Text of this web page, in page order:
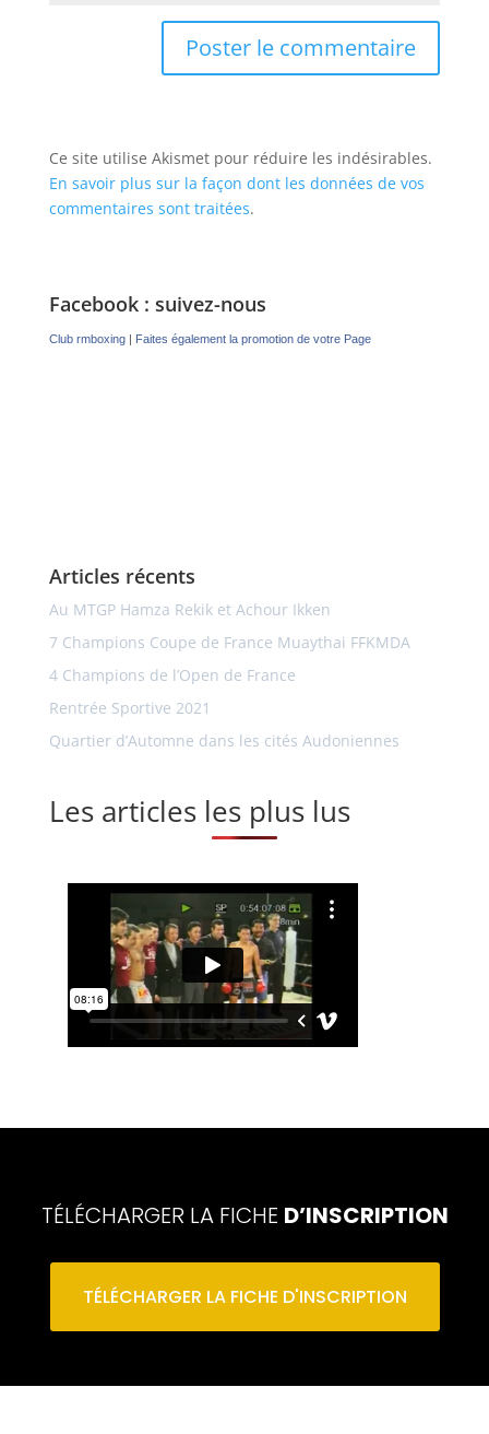
Ce site utilise Akismet pour réduire les indésirables.
En savoir plus sur la façon dont les données de vos
commentaires sont traitées.
Facebook : suivez-nous
Club rmboxing| Faites également la promotion de votre Page
Articles récents
Au MTGP Hamza Rekik et Achour Ikken
7 Champions Coupe de France Muaythai FFKMDA
4 Champions de l’Open de France
Rentrée Sportive 2021
Quartier d’Automne dans les cités Audoniennes
Les articles les plus lus
TÉLÉCHARGER LA FICHE D’INSCRIPTION
TÉLÉCHARGER LA FICHE D'INSCRIPTION